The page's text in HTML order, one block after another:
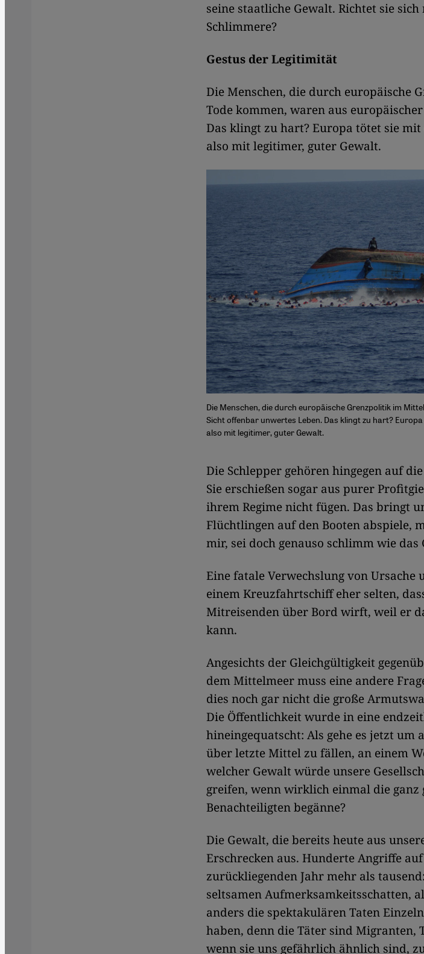
seine staatliche Gewalt. Richtet sie
Schlimmere?
Gestus der Legitimität
Die Menschen, die durch europäische
Tode kommen, waren aus
Das klingt zu hart? Europa tötet sie
also mit legitimer, guter Gewalt.
Die Menschen, die durch europäische Grenzpolitik im
Sicht offenbar unwertes Leben. Das klingt zu hart?
also mit legitimer, guter Gewalt.
Die Schlepper gehören hingegen auf
Sie erschießen sogar aus purer
ihrem Regime nicht fügen. Das bringt
Flüchtlingen auf den Booten abspiele,
mir, sei doch genauso schlimm wie das
Eine fatale Verwechslung von Ursache
einem Kreuzfahrtschiff eher selten,
Mitreisenden über Bord wirft, weil er
kann.
Angesichts der Gleichgültigkeit
dem Mittelmeer muss eine andere
dies noch gar nicht die große
Die Öffentlichkeit wurde in eine
hineingequatscht: Als gehe es jetzt um
über letzte Mittel zu fällen, an einem
welcher Gewalt würde unsere
greifen, wenn wirklich einmal die
Benachteiligten begänne?
Die Gewalt, die bereits heute aus
Erschrecken aus. Hunderte Angriffe
zurückliegenden Jahr mehr als
seltsamen Aufmerksamkeitsschatten,
anders die spektakulären Taten
haben, denn die Täter sind Migranten,
wenn sie uns gefährlich ähnlich sind,